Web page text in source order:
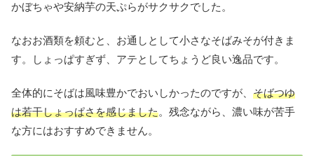
かぼちゃや安納芋の天ぷらがサクサクでした。
なおお酒類を頼むと、お通しとして小さなそばみそが付きま
す。しょっぱすぎず、アテとしてちょうど良い逸品です。
全体的にそばは風味豊かでおいしかったのですが、 そばつゆ
は若干しょっぱさを感じました。残念ながら、濃い味が苦手
な方にはおすすめできません。